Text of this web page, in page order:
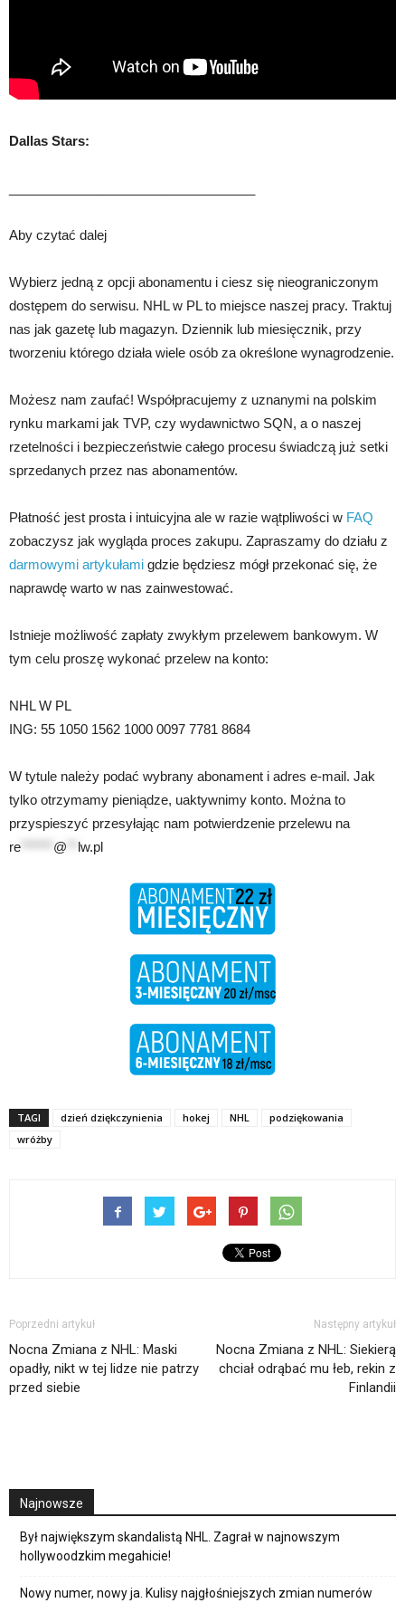
Dallas Stars:
Aby czytać dalej
Wybierz jedną z opcji abonamentu i ciesz się nieograniczonym
dostępem do serwisu. NHL w PL to miejsce naszej pracy. Traktuj
nas jak gazetę lub magazyn. Dziennik lub miesięcznik, przy
tworzeniu którego działa wiele osób za określone wynagrodzenie.
Możesz nam zaufać! Współpracujemy z uznanymi na polskim
rynku markami jak TVP, czy wydawnictwo SQN, a o naszej
rzetelności i bezpieczeństwie całego procesu świadczą już setki
sprzedanych przez nas abonamentów.
Płatność jest prosta i intuicyjna ale w razie wątpliwości w FAQ
zobaczysz jak wygląda proces zakupu. Zapraszamy do działu z
darmowymi artykułami gdzie będziesz mógł przekonać się, że
naprawdę warto w nas zainwestować.
Istnieje możliwość zapłaty zwykłym przelewem bankowym. W
tym celu proszę wykonać przelew na konto:
NHL W PL
ING: 55 1050 1562 1000 0097 7781 8684
W tytule należy podać wybrany abonament i adres e-mail. Jak
tylko otrzymamy pieniądze, uaktywnimy konto. Można to
przyspieszyć przesyłając nam potwierdzenie przelewu na
re
@ lw.pl
TAGI dzień dziękczynienia hokej NHL
podziękowania
wróżby
Poprzedni artykuł
Nocna Zmiana z NHL: Maski
opadły, nikt w tej lidze nie patrzy
przed siebie
Następny artykuł
Nocna Zmiana z NHL: Siekierą
chciał odrąbać mu łeb, rekin z
Finlandii
Najnowsze
Był największym skandalistą NHL. Zagrał w najnowszym
hollywoodzkim megahicie!
Nowy numer, nowy ja. Kulisy najgłośniejszych zmian numerów